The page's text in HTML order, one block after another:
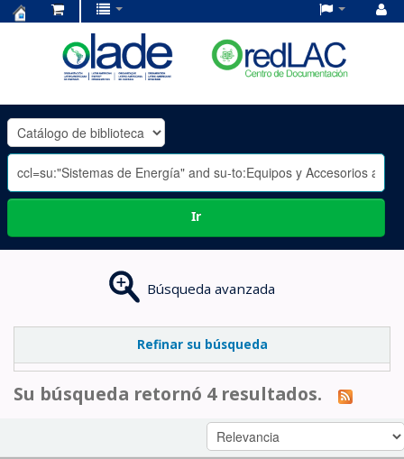
OLADE
-
Ir
Búsqueda avanzada
Refinar su búsqueda
Su búsqueda retornó 4 resultados.